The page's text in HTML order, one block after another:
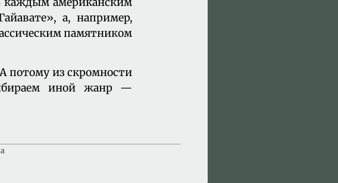
а, например,
памятником
потому из скромности
иной жанр —